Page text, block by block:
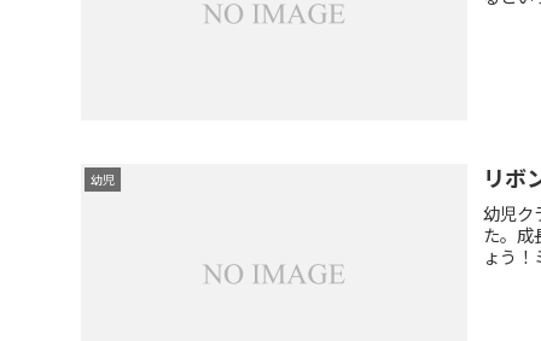
幼児 リボ
幼児ク
た。成
ょう